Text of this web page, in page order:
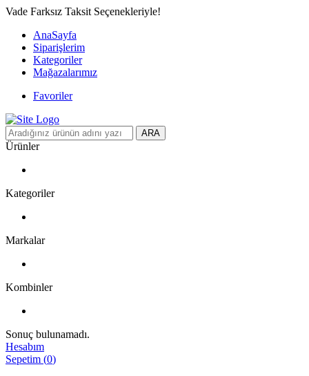
Vade Farksız Taksit Seçenekleriyle!
AnaSayfa
Siparişlerim
Kategoriler
Mağazalarımız
Favoriler
ARA
Ürünler
Kategoriler
Markalar
Kombinler
Sonuç bulunamadı.
Hesabım
Sepetim (0)